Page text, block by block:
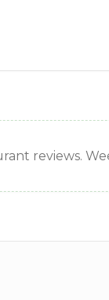
reviews.